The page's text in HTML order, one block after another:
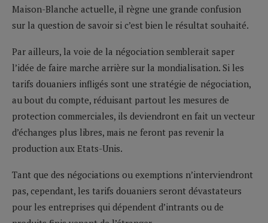
Maison-Blanche actuelle, il règne une grande confusion
sur la question de savoir si c’est bien le résultat souhaité.
Par ailleurs, la voie de la négociation semblerait saper
l’idée de faire marche arrière sur la mondialisation. Si les
tarifs douaniers infligés sont une stratégie de négociation,
au bout du compte, réduisant partout les mesures de
protection commerciales, ils deviendront en fait un vecteur
d’échanges plus libres, mais ne feront pas revenir la
production aux Etats-Unis.
Tant que des négociations ou exemptions n’interviendront
pas, cependant, les tarifs douaniers seront dévastateurs
pour les entreprises qui dépendent d’intrants ou de